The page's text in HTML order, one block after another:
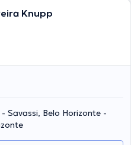
Knupp
Savassi, Belo Horizonte -